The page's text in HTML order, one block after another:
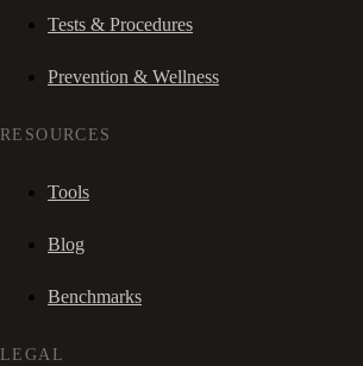
Tests & Procedures
Prevention & Wellness
RESOURCES
Tools
Blog
Benchmarks
LEGAL